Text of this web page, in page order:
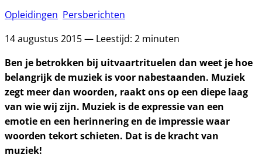
Opleidingen Persberichten
14 augustus 2015 — Leestijd: 2 minuten
Ben je betrokken bij uitvaartrituelen dan weet je hoe
belangrijk de muziek is voor nabestaanden. Muziek
zegt meer dan woorden, raakt ons op een diepe laag
van wie wij zijn. Muziek is de expressie van een
emotie en een herinnering en de impressie waar
woorden tekort schieten. Dat is de kracht van
muziek!